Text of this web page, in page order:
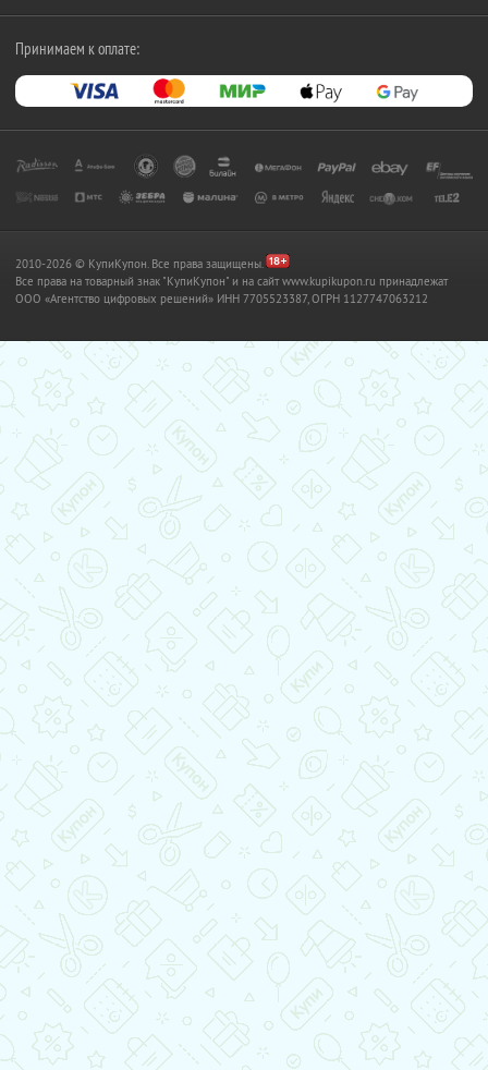
Принимаем к оплате:
2010-2026 © КупиКупон. Все права защищены.
Все права на товарный знак "КупиКупон" и на сайт www.kupikupon.ru принадлежат
OOO «Агентство цифровых решений» ИНН 7705523387, ОГРН 1127747063212